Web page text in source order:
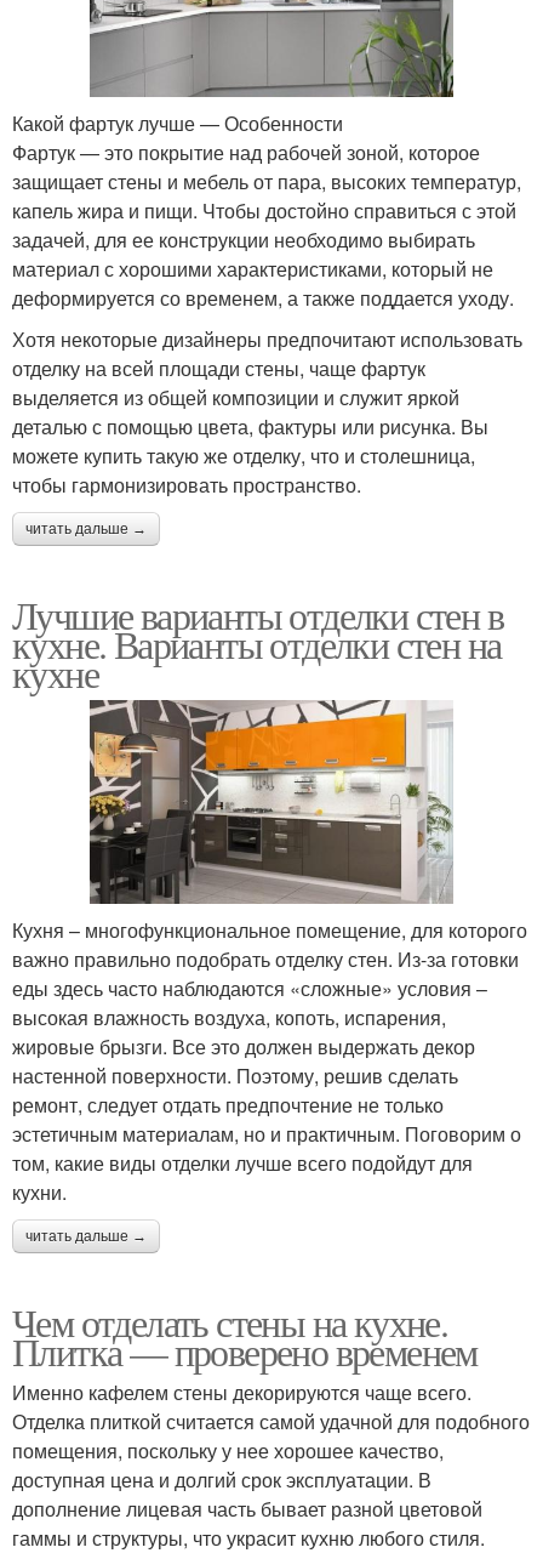
Какой фартук лучше — Особенности
Фартук — это покрытие над рабочей зоной, которое
защищает стены и мебель от пара, высоких температур,
капель жира и пищи. Чтобы достойно справиться с этой
задачей, для ее конструкции необходимо выбирать
материал с хорошими характеристиками, который не
деформируется со временем, а также поддается уходу.
Хотя некоторые дизайнеры предпочитают использовать
отделку на всей площади стены, чаще фартук
выделяется из общей композиции и служит яркой
деталью с помощью цвета, фактуры или рисунка. Вы
можете купить такую ​​же отделку, что и столешница,
чтобы гармонизировать пространство.
читать дальше →
Лучшие варианты отделки стен в
кухне. Варианты отделки стен на
кухне
Кухня – многофункциональное помещение, для которого
важно правильно подобрать отделку стен. Из-за готовки
еды здесь часто наблюдаются «сложные» условия –
высокая влажность воздуха, копоть, испарения,
жировые брызги. Все это должен выдержать декор
настенной поверхности. Поэтому, решив сделать
ремонт, следует отдать предпочтение не только
эстетичным материалам, но и практичным. Поговорим о
том, какие виды отделки лучше всего подойдут для
кухни.
читать дальше →
Чем отделать стены на кухне.
Плитка — проверено временем
Именно кафелем стены декорируются чаще всего.
Отделка плиткой считается самой удачной для подобного
помещения, поскольку у нее хорошее качество,
доступная цена и долгий срок эксплуатации. В
дополнение лицевая часть бывает разной цветовой
гаммы и структуры, что украсит кухню любого стиля.